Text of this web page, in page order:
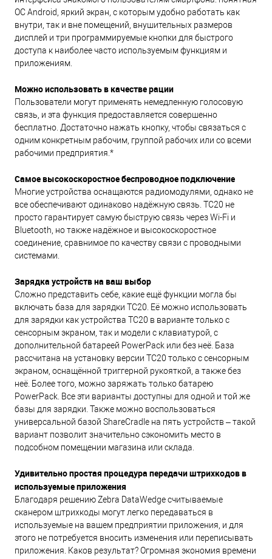
ОС Android, яркий экран, с которым удобно работать как
внутри, так и вне помещений, внушительных размеров
дисплей и три программируемые кнопки для быстрого
доступа к наиболее часто используемым функциям и
приложениям.
Можно использовать в качестве рации
Пользователи могут применять немедленную голосовую
связь, и эта функция предоставляется совершенно
бесплатно. Достаточно нажать кнопку, чтобы связаться с
одним конкретным рабочим, группой рабочих или со всеми
рабочими предприятия.*
Самое высокоскоростное беспроводное подключение
Многие устройства оснащаются радиомодулями, однако не
все обеспечивают одинаково надёжную связь. TC20 не
просто гарантирует самую быструю связь через Wi-Fi и
Bluetooth, но также надёжное и высокоскоростное
соединение, сравнимое по качеству связи с проводными
системами.
Зарядка устройств на ваш выбор
Сложно представить себе, какие ещё функции могла бы
включать база для зарядки TC20. Её можно использовать
для зарядки как устройства TC20 в варианте только с
сенсорным экраном, так и модели с клавиатурой, с
дополнительной батареей PowerPack или без неё. База
рассчитана на установку версии TC20 только с сенсорным
экраном, оснащённой триггерной рукояткой, а также без
неё. Более того, можно заряжать только батарею
PowerPack. Все эти варианты доступны для одной и той же
базы для зарядки. Также можно воспользоваться
универсальной базой ShareCradle на пять устройств – такой
вариант позволит значительно сэкономить место в
подсобном помещении магазина или склада.
Удивительно простая процедура передачи штрихкодов в
используемые приложения
Благодаря решению Zebra DataWedge считываемые
сканером штрихкоды могут легко передаваться в
используемые на вашем предприятии приложения, и для
этого не потребуется вносить изменения или переписывать
приложения. Каков результат? Огромная экономия времени